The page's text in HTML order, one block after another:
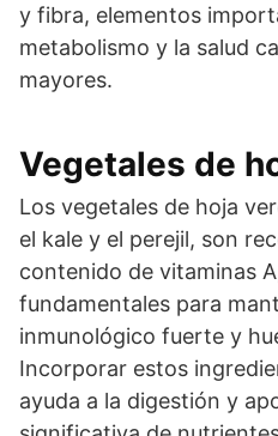
y fibra, elementos
metabolismo y la salud
mayores.
Vegetales de
Los vegetales de hoja
el kale y el perejil, son
contenido de vitaminas
fundamentales para
inmunológico fuerte y
Incorporar estos
ayuda a la digestión y